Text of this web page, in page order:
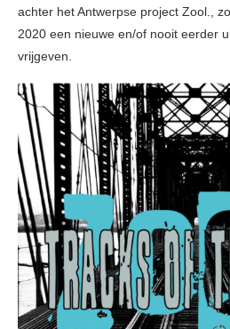
achter het Antwerpse project Zool.,
2020 een nieuwe en/of nooit eerder
vrijgeven.